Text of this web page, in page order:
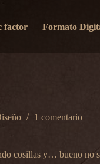
factor Formato
1 comentario
cosillas y… bueno no